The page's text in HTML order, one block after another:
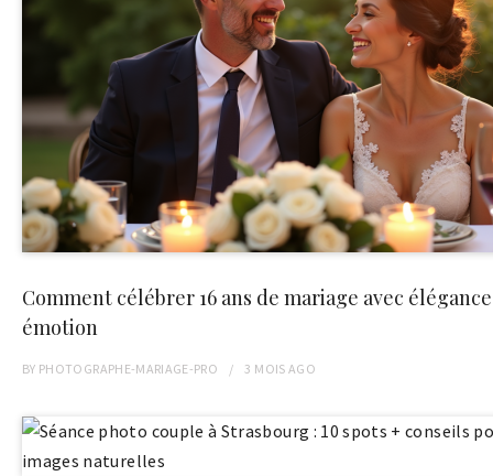
Comment célébrer 16 ans de mariage avec
émotion
BY PHOTOGRAPHE-MARIAGE-PRO 3 MOIS AGO